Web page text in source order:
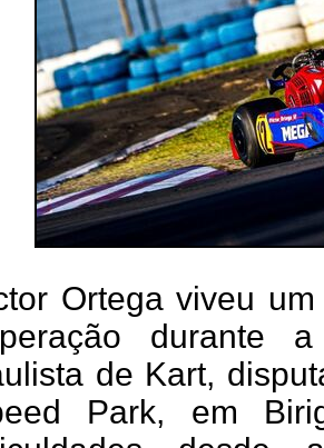
Ortega viveu
durante
de Kart,
Park, em